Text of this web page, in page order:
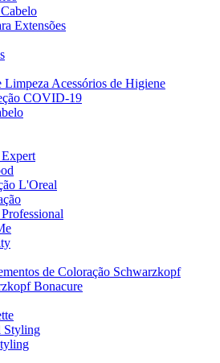
Extensões
Limpeza Acessórios de Higiene
COVID-19
L'Oreal
de Coloração Schwarzkopf
Bonacure
Styling